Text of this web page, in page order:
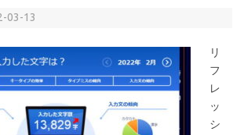
03-13
リ
フ
レ
ッ
シ